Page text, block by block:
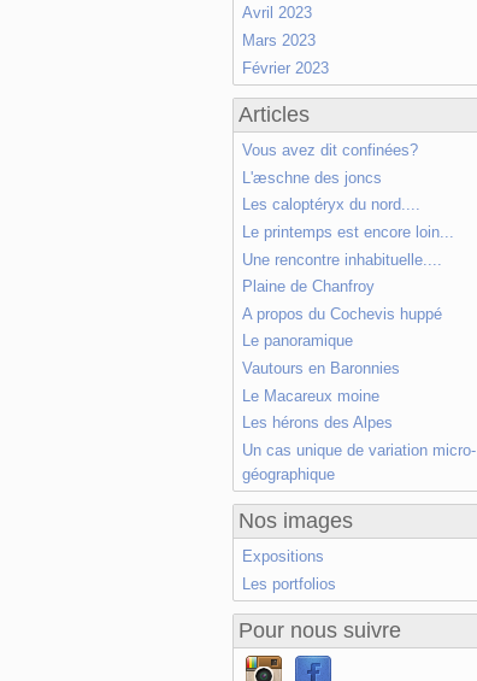
Avril 2023
Mars 2023
Février 2023
Articles
Vous avez dit confinées?
L'æschne des joncs
Les caloptéryx du nord....
Le printemps est encore loin...
Une rencontre inhabituelle....
Plaine de Chanfroy
A propos du Cochevis huppé
Le panoramique
Vautours en Baronnies
Le Macareux moine
Les hérons des Alpes
Un cas unique de variation micro-
géographique
Nos images
Expositions
Les portfolios
Pour nous suivre